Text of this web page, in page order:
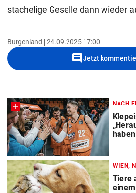
stachelige Geselle dann wieder
Burgenland 24.09.2025 17:00
commentJetzt
NACH
WIEN,
Tiere